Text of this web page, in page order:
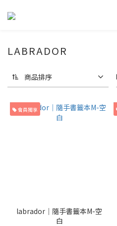
LABRADOR
商品排序
會員獨享
labrador｜隨手書籤本M-空
白